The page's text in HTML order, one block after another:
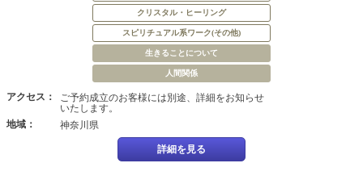
クリスタル・ヒーリング
スピリチュアル系ワーク(その他)
生きることについて
人間関係
アクセス：
ご予約成立のお客様には別途、詳細をお知らせ
いたします。
地域：
神奈川県
詳細を見る